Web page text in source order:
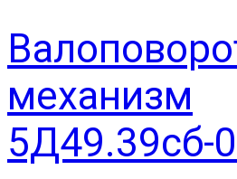
механизм
5Д49.39сб-